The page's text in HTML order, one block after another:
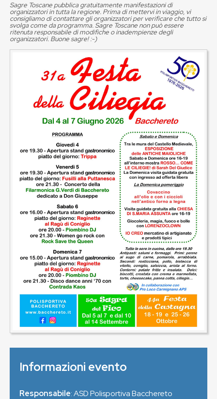
Sagre Toscane pubblica gratuitamente manifestazioni di
organizzatori in tutta la regione. Prima di mettervi in viaggio, vi
consigliamo di contattare gli organizzatori per verificare che tutto si
svolga come da programma. Sagre Toscane non può essere
ritenuta responsabile di modifiche o inadempienze degli
organizzatori. Buone sagre! :-)
Informazioni evento
Responsabile: ASD Polisportiva Bacchereto